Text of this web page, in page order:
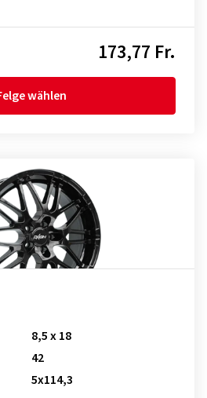
173,77 Fr.
wählen
8,5 x 18
42
5x114,3